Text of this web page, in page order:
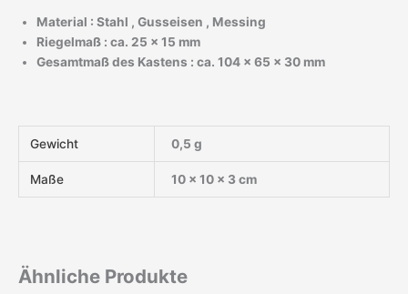
Material : Stahl , Gusseisen , Messing
Riegelmaß : ca. 25 x 15 mm
Gesamtmaß des Kastens : ca. 104 x 65 x 30 mm
Gewicht 0,5 g
Maße 10 × 10 × 3 cm
Ähnliche Produkte